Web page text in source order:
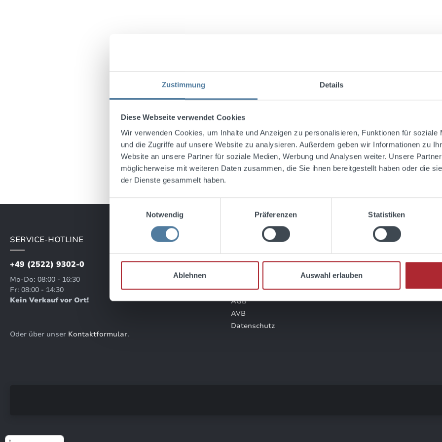
Zustimmung Details
Diese Webseite verwendet Cookies
Wir verwenden Cookies, um Inhalte und Anzeigen zu personalisieren, Funktionen für soziale
und die Zugriffe auf unsere Website zu analysieren. Außerdem geben wir Informationen zu
Website an unsere Partner für soziale Medien, Werbung und Analysen weiter. Unsere
möglicherweise mit weiteren Daten zusammen, die Sie ihnen bereitgestellt haben oder die
der Dienste gesammelt haben.
Einwilligungsauswahl
Notwendig
Präferenzen Statistiken
Ablehnen Auswahl erlauben
SERVICE-HOTLINE
+49 (2522) 9302-0
Mo-Do: 08:00 - 16:30
Fr: 08:00 - 14:30
Kein Verkauf vor Ort!
Oder über unser Kontaktformular.
SHOP SERVICE
Kontakt
Impressum
AGB
AVB
Datenschutz